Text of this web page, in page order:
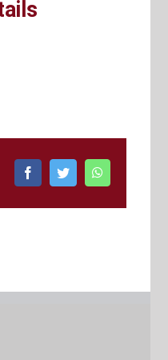
FacebookTwitterWhatsApp